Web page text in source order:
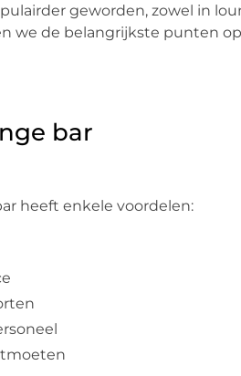
geworden, zowel in
we de belangrijkste punten
bar
heeft enkele voordelen: